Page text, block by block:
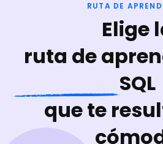
RUTA DE
Elige
ruta de
SQL
que te